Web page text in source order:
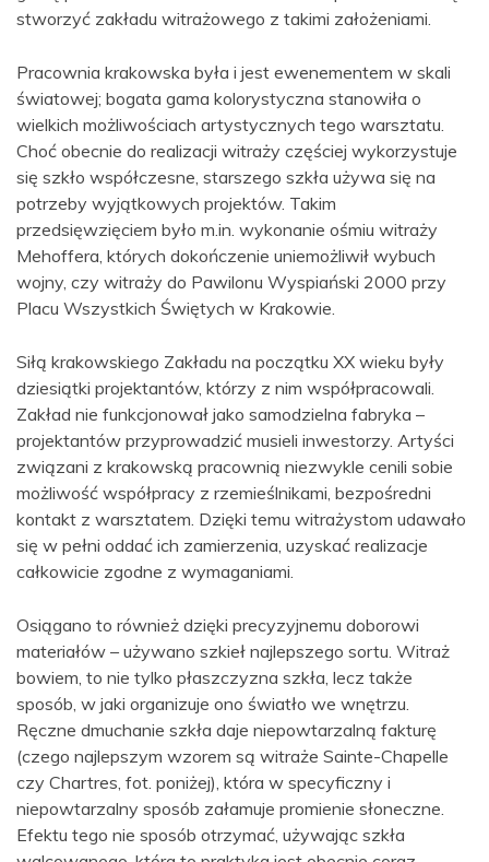
stworzyć zakładu witrażowego z takimi założeniami.
Pracownia krakowska była i jest ewenementem w skali
światowej; bogata gama kolorystyczna stanowiła o
wielkich możliwościach artystycznych tego warsztatu.
Choć obecnie do realizacji witraży częściej wykorzystuje
się szkło współczesne, starszego szkła używa się na
potrzeby wyjątkowych projektów. Takim
przedsięwzięciem było m.in. wykonanie ośmiu witraży
Mehoffera, których dokończenie uniemożliwił wybuch
wojny, czy witraży do Pawilonu Wyspiański 2000 przy
Placu Wszystkich Świętych w Krakowie.
Siłą krakowskiego Zakładu na początku XX wieku były
dziesiątki projektantów, którzy z nim współpracowali.
Zakład nie funkcjonował jako samodzielna fabryka –
projektantów przyprowadzić musieli inwestorzy. Artyści
związani z krakowską pracownią niezwykle cenili sobie
możliwość współpracy z rzemieślnikami, bezpośredni
kontakt z warsztatem. Dzięki temu witrażystom udawało
się w pełni oddać ich zamierzenia, uzyskać realizacje
całkowicie zgodne z wymaganiami.
Osiągano to również dzięki precyzyjnemu doborowi
materiałów – używano szkieł najlepszego sortu. Witraż
bowiem, to nie tylko płaszczyzna szkła, lecz także
sposób, w jaki organizuje ono światło we wnętrzu.
Ręczne dmuchanie szkła daje niepowtarzalną fakturę
(czego najlepszym wzorem są witraże Sainte-Chapelle
czy Chartres, fot. poniżej), która w specyficzny i
niepowtarzalny sposób załamuje promienie słoneczne.
Efektu tego nie sposób otrzymać, używając szkła